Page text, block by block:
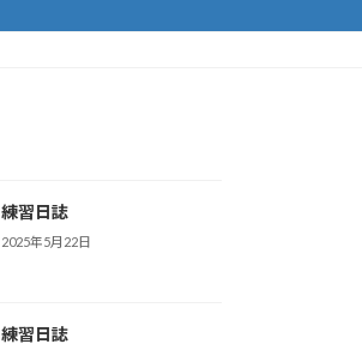
練習日誌
2025年5月22日
練習日誌